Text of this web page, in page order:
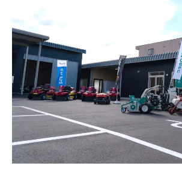
ミッション FIG8 シフター
ミッション FIG8 シフター
CM182
ミッション FIG8 シフター
CM184
ミッション FIG7 シフター
CM185
ミッション FIG7 シフター
CM210
ミッション FIG8 シフター
CM211